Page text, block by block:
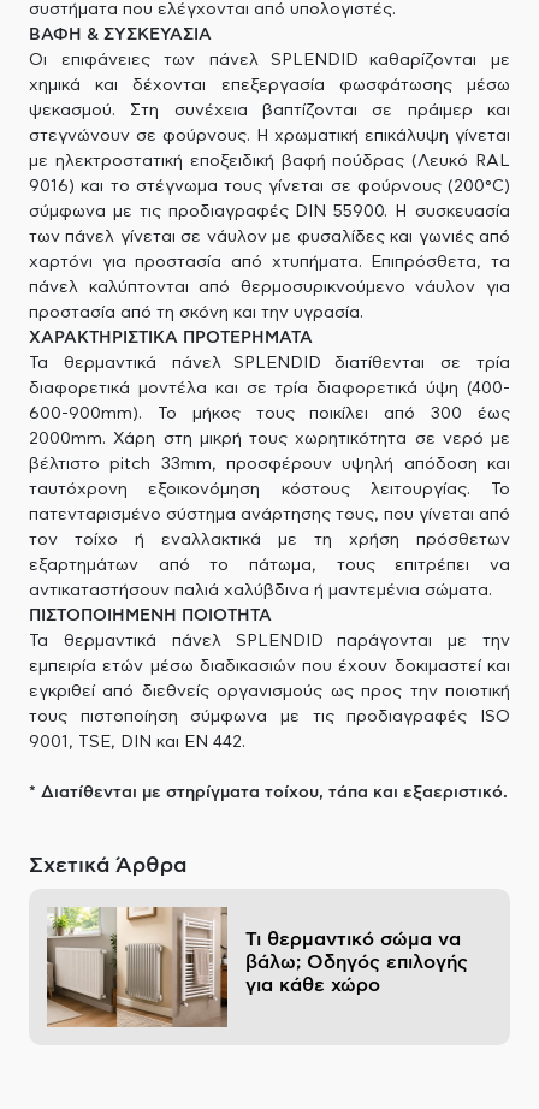
συστήματα που ελέγχονται από υπολογιστές.
ΒΑΦΗ & ΣΥΣΚΕΥΑΣΙΑ
Οι επιφάνειες των πάνελ SPLENDID καθαρίζονται με
χημικά και δέχονται επεξεργασία φωσφάτωσης μέσω
ψεκασμού. Στη συνέχεια βαπτίζονται σε πράιμερ και
στεγνώνουν σε φούρνους. Η χρωματική επικάλυψη γίνεται
με ηλεκτροστατική εποξειδική βαφή πούδρας (Λευκό RAL
9016) και το στέγνωμα τους γίνεται σε φούρνους (200°C)
σύμφωνα με τις προδιαγραφές DIN 55900. Η συσκευασία
των πάνελ γίνεται σε νάυλον με φυσαλίδες και γωνιές από
χαρτόνι για προστασία από χτυπήματα. Επιπρόσθετα, τα
πάνελ καλύπτονται από θερμοσυρικνούμενο νάυλον για
προστασία από τη σκόνη και την υγρασία.
ΧΑΡΑΚΤΗΡΙΣΤΙΚΑ ΠΡΟΤΕΡΗΜΑΤΑ
Τα θερμαντικά πάνελ SPLENDID διατίθενται σε τρία
διαφορετικά μοντέλα και σε τρία διαφορετικά ύψη (400-
600-900mm). Το μήκος τους ποικίλει από 300 έως
2000mm. Χάρη στη μικρή τους χωρητικότητα σε νερό με
βέλτιστο pitch 33mm, προσφέρουν υψηλή απόδοση και
ταυτόχρονη εξοικονόμηση κόστους λειτουργίας. Το
πατενταρισμένο σύστημα ανάρτησης τους, που γίνεται από
τον τοίχο ή εναλλακτικά με τη χρήση πρόσθετων
εξαρτημάτων από το πάτωμα, τους επιτρέπει να
αντικαταστήσουν παλιά χαλύβδινα ή μαντεμένια σώματα.
ΠΙΣΤΟΠΟΙΗΜΕΝΗ ΠΟΙΟΤΗΤΑ
Τα θερμαντικά πάνελ SPLENDID παράγονται με την
εμπειρία ετών μέσω διαδικασιών που έχουν δοκιμαστεί και
εγκριθεί από διεθνείς οργανισμούς ως προς την ποιοτική
τους πιστοποίηση σύμφωνα με τις προδιαγραφές ISO
9001, TSE, DIN και EN 442.
* Διατίθενται με στηρίγματα τοίχου, τάπα και εξαεριστικό.
Σχετικά Άρθρα
Τι θερμαντικό σώμα να
βάλω; Οδηγός επιλογής
για κάθε χώρο